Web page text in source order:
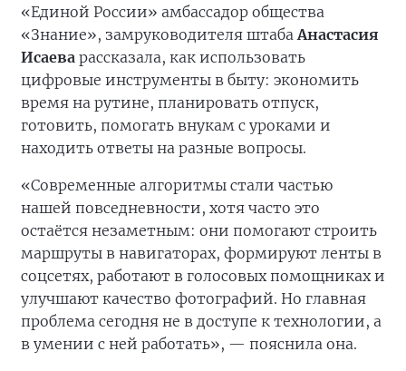
«Единой России» амбассадор общества
«Знание», замруководителя штабаАнастасия
Исаева рассказала, как использовать
цифровые инструменты в быту: экономить
время на рутине, планировать отпуск,
готовить, помогать внукам с уроками и
находить ответы на разные вопросы.
«Современные алгоритмы стали частью
нашей повседневности, хотя часто это
остаётся незаметным: они помогают строить
маршруты в навигаторах, формируют ленты в
соцсетях, работают в голосовых помощниках и
улучшают качество фотографий. Но главная
проблема сегодня не в доступе к технологии, а
в умении с ней работать», — пояснила она.